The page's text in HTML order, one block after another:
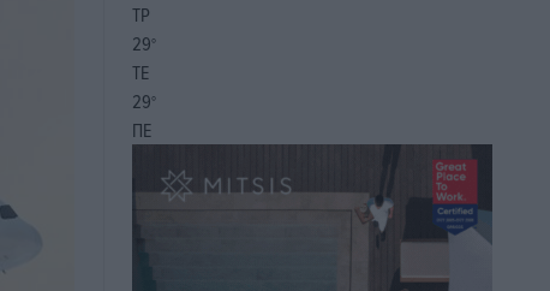
ΤΡ
29°
ΤΕ
29°
ΠΕ